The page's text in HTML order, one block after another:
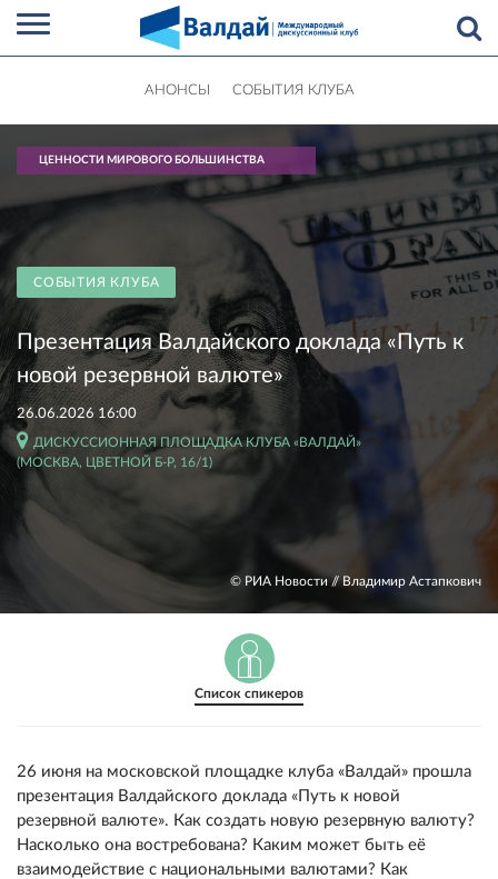
АНОНСЫ СОБЫТИЯ КЛУБА
ЦЕННОСТИ МИРОВОГО БОЛЬШИНСТВА
СОБЫТИЯ КЛУБА
Презентация Валдайского доклада «Путь к
новой резервной валюте»
26.06.2026 16:00
ДИСКУССИОННАЯ ПЛОЩАДКА КЛУБА «ВАЛДАЙ»
(МОСКВА, ЦВЕТНОЙ Б-Р, 16/1)
© РИА Новости // Владимир Астапкович
Список спикеров
26 июня на московской площадке клуба «Валдай» прошла
презентация Валдайского доклада «Путь к новой
резервной валюте». Как создать новую резервную валюту?
Насколько она востребована? Каким может быть её
взаимодействие с национальными валютами? Как